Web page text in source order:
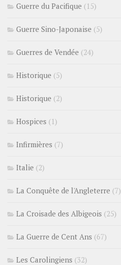
Guerre du Pacifique (15)
Guerre Sino-Japonaise (5)
Guerres de Vendée (24)
Historique (5)
Historique (2)
Hospices (1)
Infirmières (7)
Italie (2)
La Conquête de l'Angleterre (7)
La Croisade des Albigeois (25)
La Guerre de Cent Ans (67)
Les Carolingiens (32)